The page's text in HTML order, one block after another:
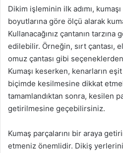
Dikim işleminin ilk adımı,
boyutlarına göre ölçü alarak
Kullanacağınız çantanın
edilebilir. Örneğin, sırt çantası,
omuz çantası gibi
Kumaşı keserken, kenarların
biçimde kesilmesine dikkat
tamamlandıktan sonra, kesilen
getirilmesine geçebilirsiniz.
Kumaş parçalarını bir araya
etmeniz önemlidir. Dikiş